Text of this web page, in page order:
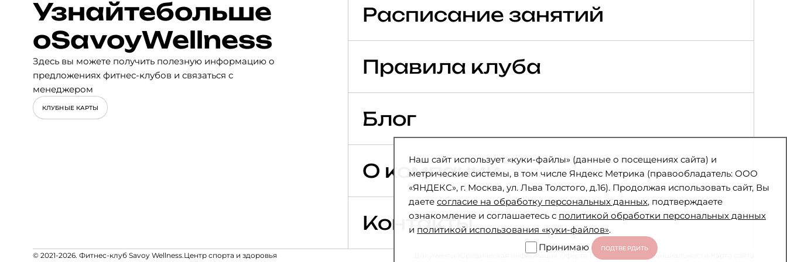
Узнайтебольше
оSavoyWellness
Здесь вы можете получить полезную информацию о
предложениях фитнес-клубов и связаться с
менеджером
КЛУБНЫЕ КАРТЫ
Расписание занятий
Правила клуба
Блог
О компании
Контакты
Юридическая информация Политика конфиденциальности
© 2021-2026. Фитнес-клуб Savoy Wellness.Центр спорта и здоровья
Наш сайт использует «куки-файлы» (данные о посещениях сайта) и
метрические системы, в том числе Яндекс Метрика (правообладатель: ООО
«ЯНДЕКС», г. Москва, ул. Льва Толстого, д.16). Продолжая использовать сайт, Вы
даете согласие на обработку персональных данных, подтверждаете
ознакомление и соглашаетесь с политикой обработки персональных данных
и политикой использования «куки-файлов».
Принимаю
ПОДТВЕРДИТЬ